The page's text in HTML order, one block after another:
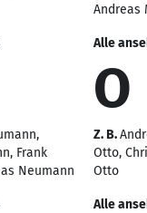
Andreas
Alle
Frank
Neumann
O
Z. B.
Otto
Otto
Alle